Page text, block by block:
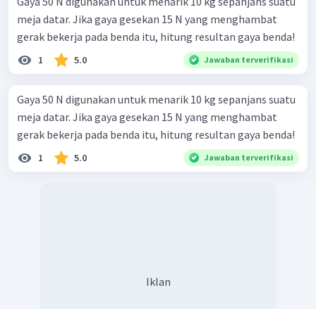
meja datar. Jika gaya gesekan 15 N yang menghambat
gerak bekerja pada benda itu, hitung resultan gaya benda!
1 5.0 Jawaban terverifikasi
Gaya 50 N digunakan untuk menarik 10 kg sepanjans suatu
meja datar. Jika gaya gesekan 15 N yang menghambat
gerak bekerja pada benda itu, hitung resultan gaya benda!
1 5.0 Jawaban terverifikasi
Iklan